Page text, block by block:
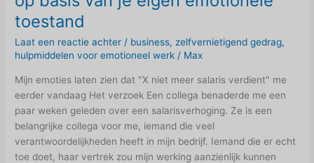
toestand
Laat een reactie achter / business, zelfvernietigend gedrag,
hulpmiddelen voor emotioneel werk / Max
Mijn emoties laten zien dat "X niet meer salaris verdient" me
eerder vandaag Het verzoek Een collega benaderde me een
paar weken geleden over een salarisverhoging. Ze is een
belangrijke collega voor me, iemand die veel
verantwoordelijkheden heeft in mijn bedrijf. Iemand die er echt
toe doet, haar vertrek zou mijn werking aanzienlijk kunnen